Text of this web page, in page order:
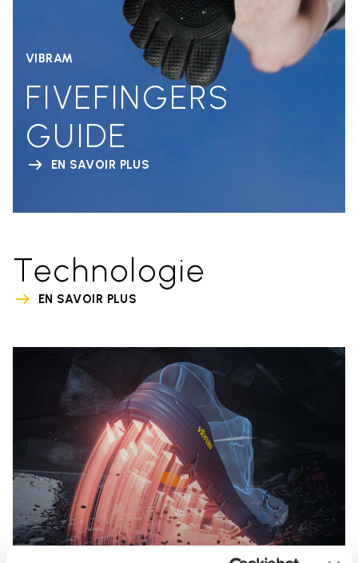
VIBRAM
FIVEFINGERS
GUIDE
EN SAVOIR PLUS
Technologie
EN SAVOIR PLUS